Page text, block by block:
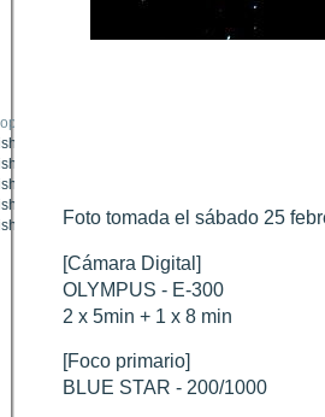
2020
"
"
"
" Oposición Marte 28 Octubre 2020
" Marte oposición octubre 2020 vs NASA".
Foto tomada el sábado 25
[Cámara Digital]
OLYMPUS - E-300
2 x 5min + 1 x 8 min
[Foco primario]
BLUE STAR - 200/1000